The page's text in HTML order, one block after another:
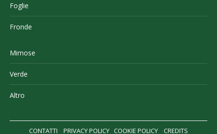
Foglie
Fronde
Mimose
Verde
Altro
CONTATTI PRIVACY POLICY COOKIE POLICY CREDITS